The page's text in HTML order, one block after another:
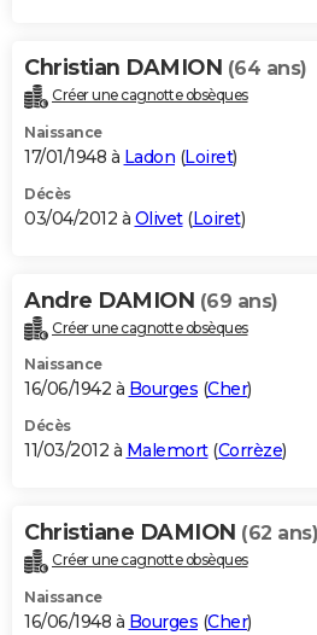
Christian DAMION (64 ans)
Créer une cagnotte obsèques
Naissance
17/01/1948 à Ladon (Loiret)
Décès
03/04/2012 à Olivet(Loiret)
Andre DAMION (69 ans)
Créer une cagnotte obsèques
Naissance
16/06/1942 à Bourges (Cher)
Décès
11/03/2012 à Malemort(Corrèze)
Christiane DAMION (62 ans)
Créer une cagnotte obsèques
Naissance
16/06/1948 à Bourges (Cher)